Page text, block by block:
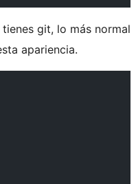
git, lo más normal
apariencia.